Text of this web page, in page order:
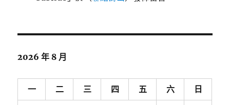
2026 年 8 月
一 二 三 四 五 六 日